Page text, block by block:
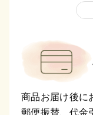
商品お届け後に
郵便振替、代金